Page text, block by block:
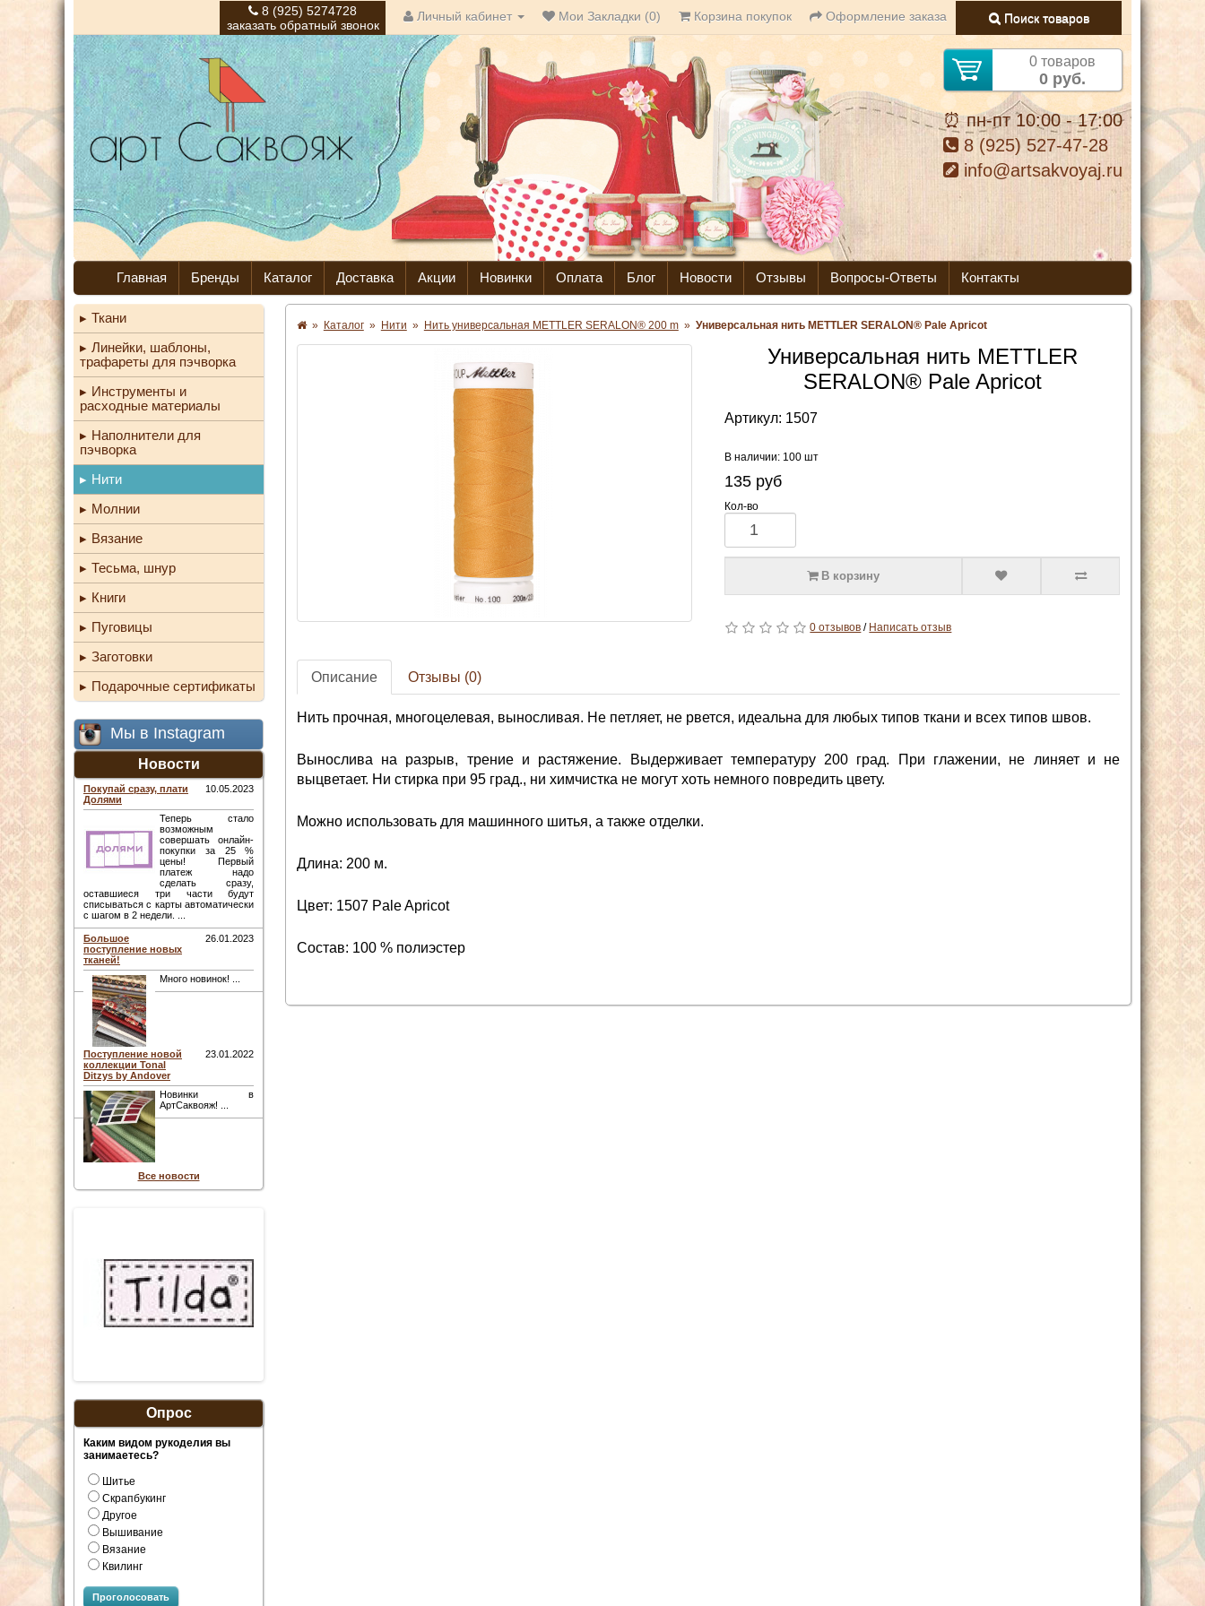
8 (925) 5274728
заказать обратный звонок
Личный кабинет Мои Закладки (0) Корзина покупок Оформление заказа Поиск товаров
0 товаров
0 руб.
⏰ пн-пт 10:00 - 17:00
8 (925) 527-47-28
info@artsakvoyaj.ru
Главная Бренды Каталог Доставка Акции Новинки Оплата Блог Новости Отзывы Вопросы-Ответы Контакты
Ткани
Линейки, шаблоны,
трафареты для пэчворка
Инструменты и
расходные материалы
Наполнители для
пэчворка
Нити
Молнии
Вязание
Тесьма, шнур
Книги
Пуговицы
Заготовки
Подарочные сертификаты
Мы в Instagram
Новости
Покупай сразу, плати
Долями
10.05.2023
Теперь стало
возможным
совершать онлайн-
покупки за 25 %
цены! Первый
платеж надо
сделать сразу,
оставшиеся три части будут
списываться с карты автоматически
с шагом в 2 недели. ...
Большое
поступление новых
тканей!
26.01.2023
Много новинок! ...
Поступление новой
коллекции Tonal
Ditzys by Andover
23.01.2022
Новинки в
АртСаквояж! ...
Все новости
Опрос
Каким видом рукоделия вы
занимаетесь?
Шитье
Скрапбукинг
Другое
Вышивание
Вязание
Квилинг
Проголосовать
» Каталог » Нити » Нить универсальная METTLER SERALON® 200 m » Универсальная нить METTLER SERALON® Pale Apricot
Универсальная нить METTLER
SERALON® Pale Apricot
Артикул: 1507
В наличии: 100 шт
135 руб
Кол-во
В корзину
0 отзывов / Написать отзыв
Описание Отзывы (0)
Нить прочная, многоцелевая, выносливая. Не петляет, не рвется, идеальна для любых типов ткани и всех типов швов.
Вынослива на разрыв, трение и растяжение. Выдерживает температуру 200 град. При глажении, не линяет и не
выцветает. Ни стирка при 95 град., ни химчистка не могут хоть немного повредить цвету.
Можно использовать для машинного шитья, а также отделки.
Длина: 200 м.
Цвет: 1507 Pale Apricot
Состав: 100 % полиэстер